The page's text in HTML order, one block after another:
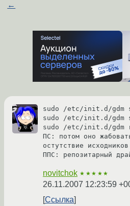
←
sudo /etc/init.d/gdm
sudo /etc/init.d/gdm
sudo /etc/init.d/gdm
ПС: потом оно
остутствие
novitchok ★★★★★
26.11.2007 12:23:59
Ссылка